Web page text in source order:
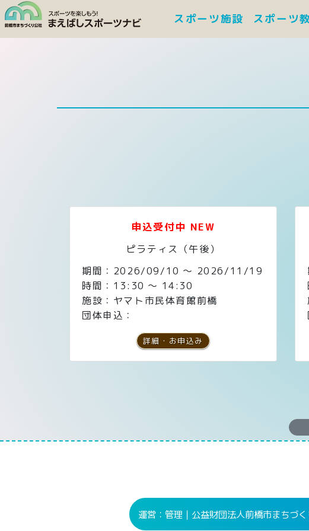
スポーツ施設 スポーツ
申込受付中 NEW
ピラティス（午後）
期間：2026/09/10 ～ 2026/11/19
時間：13:30 ～ 14:30
施設：ヤマト市民体育館前橋
団体申込：
詳細・お申込み
運営：管理｜公益財団法人前橋市まちづ